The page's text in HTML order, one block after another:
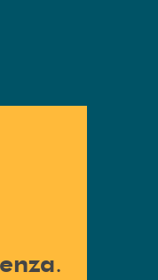
Vai alla pagina della
.